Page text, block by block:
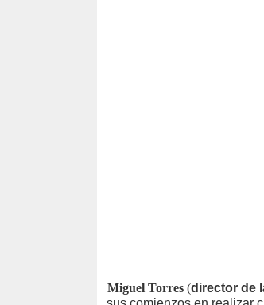
Miguel Torres(director de